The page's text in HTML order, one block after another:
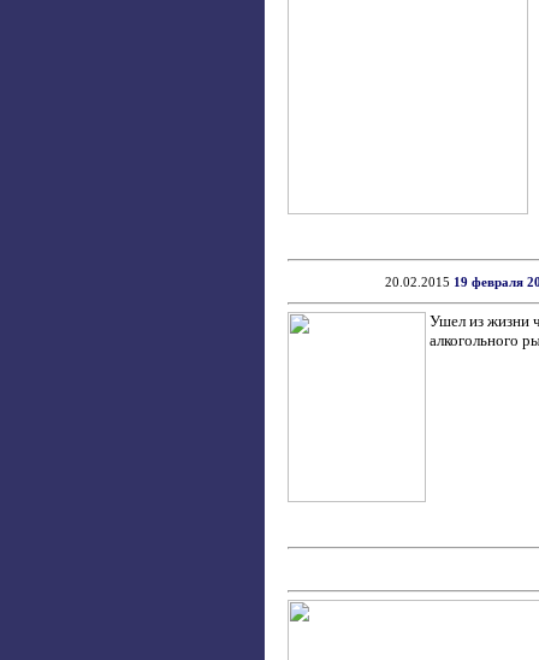
20.02.2015 19 февраля
Ушел из жизни
алкогольного